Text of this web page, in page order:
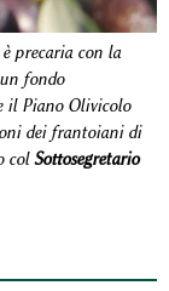
precaria con la
fondo
il Piano Olivicolo
dei frantoiani di
colSottosegretario